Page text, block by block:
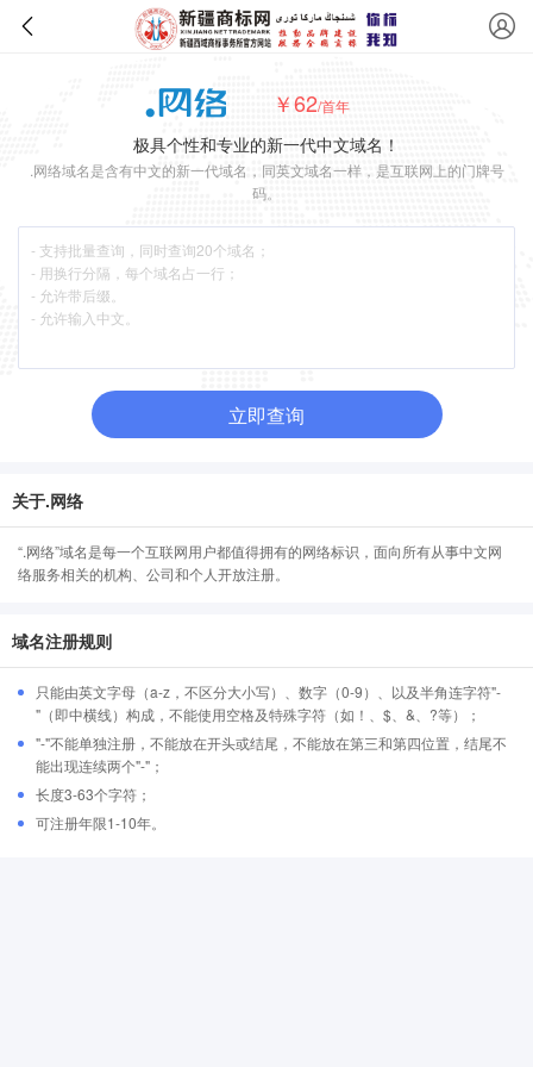
￥62/首年
极具个性和专业的新一代中文域名！
.网络域名是含有中文的新一代域名，同英文域名一样，是互联网上的门牌号
码。
立即查询
关于.网络
“.网络”域名是每一个互联网用户都值得拥有的网络标识，面向所有从事中文网
络服务相关的机构、公司和个人开放注册。
域名注册规则
只能由英文字母（a-z，不区分大小写）、数字（0-9）、以及半角连字符"-
"（即中横线）构成，不能使用空格及特殊字符（如！、$、&、?等）；
"-"不能单独注册，不能放在开头或结尾，不能放在第三和第四位置，结尾不
能出现连续两个"-"；
长度3-63个字符；
可注册年限1-10年。